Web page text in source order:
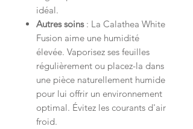
idéal.
Autres soins: La Calathea White
Fusion aime une humidité
élevée. Vaporisez ses feuilles
régulièrement ou placez-la dans
une pièce naturellement humide
pour lui offrir un environnement
optimal. Évitez les courants d'air
froid.